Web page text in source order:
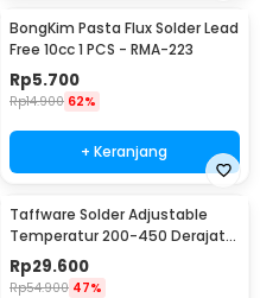
BongKim Pasta Flux Solder Lead
Free 10cc 1 PCS - RMA-223
Rp5.700
Rp14.900 62%
+ Keranjang
Taffware Solder Adjustable
Temperatur 200-450 Derajat
Celcius 220V 60W - CS-31 B
Rp29.600
Rp54.900 47%